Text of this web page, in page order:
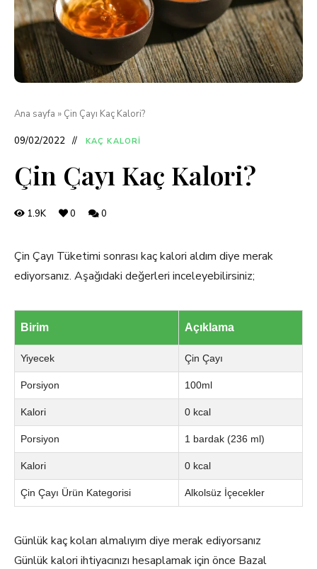
Ana sayfa » Çin Çayı Kaç Kalori?
09/02/2022 KAÇ KALORI
Çin Çayı Kaç Kalori?
1.9K 0 0
Çin Çayı Tüketimi sonrası kaç kalori aldım diye merak
ediyorsanız. Aşağıdaki değerleri inceleyebilirsiniz;
Birim Açıklama
Yiyecek Çin Çayı
Porsiyon 100ml
Kalori 0 kcal
Porsiyon 1 bardak (236 ml)
Kalori 0 kcal
Çin Çayı Ürün Kategorisi Alkolsüz İçecekler
Günlük kaç koları almalıyım diye merak ediyorsanız
Günlük kalori ihtiyacınızı hesaplamak için önce Bazal